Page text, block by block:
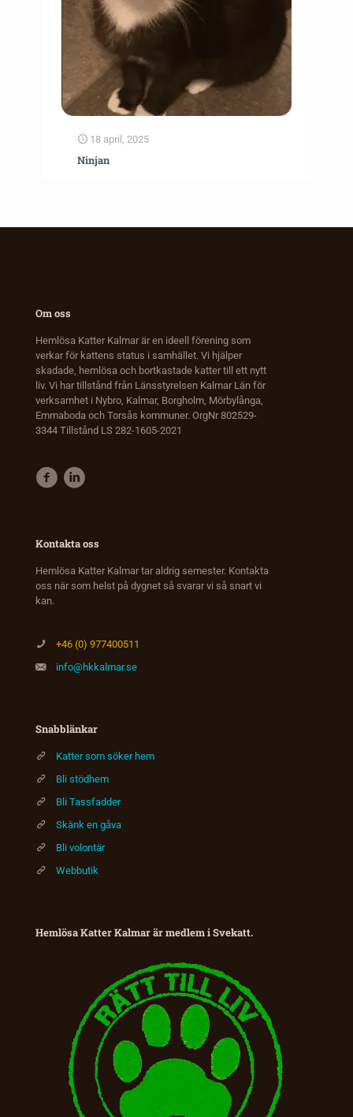
18 april, 2025
Ninjan
Om oss
Hemlösa Katter Kalmar är en ideell förening som
verkar för kattens status i samhället. Vi hjälper
skadade, hemlösa och bortkastade katter till ett nytt
liv. Vi har tillstånd från Länsstyrelsen Kalmar Län för
verksamhet i Nybro, Kalmar, Borgholm, Mörbylånga,
Emmaboda och Torsås kommuner. OrgNr 802529-
3344 Tillstånd LS 282-1605-2021
Kontakta oss
Hemlösa Katter Kalmar tar aldrig semester. Kontakta
oss när som helst på dygnet så svarar vi så snart vi
kan.
+46 (0) 977400511
info@hkkalmar.se
Snabblänkar
Katter som söker hem
Bli stödhem
Bli Tassfadder
Skänk en gåva
Bli volontär
Webbutik
Hemlösa Katter Kalmar är medlem i Svekatt.